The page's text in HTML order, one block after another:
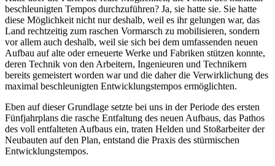
beschleunigten Tempos durchzuführen? Ja, sie hatte sie. Sie hatte
diese Möglichkeit nicht nur deshalb, weil es ihr gelungen war, das
Land rechtzeitig zum raschen Vormarsch zu mobilisieren, sondern
vor allem auch deshalb, weil sie sich bei dem umfassenden neuen
Aufbau auf alte oder erneuerte Werke und Fabriken stützen konnte,
deren Technik von den Arbeitern, Ingenieuren und Technikern
bereits gemeistert worden war und die daher die Verwirklichung des
maximal beschleunigten Entwicklungstempos ermöglichten.
Eben auf dieser Grundlage setzte bei uns in der Periode des ersten
Fünfjahrplans die rasche Entfaltung des neuen Aufbaus, das Pathos
des voll entfalteten Aufbaus ein, traten Helden und Stoßarbeiter der
Neubauten auf den Plan, entstand die Praxis des stürmischen
Entwicklungstempos.